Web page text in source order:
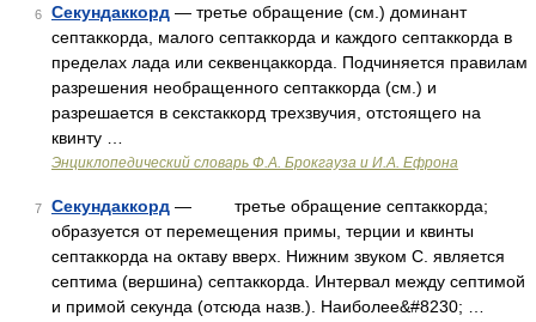
6 Секундаккорд — третье обращение (см.) доминант
септаккорда, малого септаккорда и каждого септаккорда в
пределах лада или секвенцаккорда. Подчиняется правилам
разрешения необращенного септаккорда (см.) и
разрешается в секстаккорд трехзвучия, отстоящего на
квинту …
Энциклопедический словарь Ф.А. Брокгауза и И.А. Ефрона
7 Секундаккорд — третье обращение септаккорда;
образуется от перемещения примы, терции и квинты
септаккорда на октаву вверх. Нижним звуком С. является
септима (вершина) септаккорда. Интервал между септимой
и примой секунда (отсюда назв.). Наиболее&#8230; …